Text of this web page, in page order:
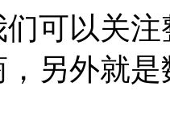
们可以关
另外就